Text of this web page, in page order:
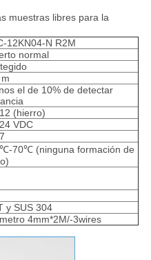
muestras libres para la
12KN04-N R2M
normal
el de 10% de detectar
(hierro)
VDC
70℃ (ninguna formación de
y SUS 304
4mm*2M/-3wires